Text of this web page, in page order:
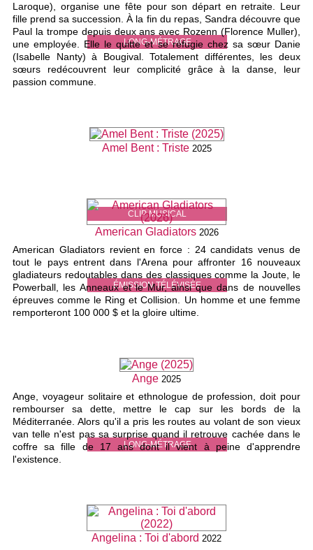
LONG-MÉTRAGE
Laroque), organise une fête pour son départ en retraite. Leur
fille prend sa succession. À la fin du repas, Sandra découvre que
Paul la trompe depuis deux ans avec Rozenn (Florence Muller),
une employée. Elle le quitte et se réfugie chez sa sœur Danie
(Isabelle Nanty) à Bougival. Totalement différentes, les deux
sœurs redécouvrent leur complicité grâce à la danse, leur
passion commune.
CLIP MUSICAL
Amel Bent : Triste 2025
ÉMISSION TÉLÉVISÉE
American Gladiators 2026
American Gladiators revient en force : 24 candidats venus de
tout le pays entrent dans l'Arena pour affronter 16 nouveaux
gladiateurs redoutables dans des classiques comme la Joute, le
Powerball, les Anneaux et le Mur, ainsi que dans de nouvelles
épreuves comme le Ring et Collision. Un homme et une femme
remporteront 100 000 $ et la gloire ultime.
LONG-MÉTRAGE
Ange 2025
Ange, voyageur solitaire et ethnologue de profession, doit pour
rembourser sa dette, mettre le cap sur les bords de la
Méditerranée. Alors qu'il a pris les routes au volant de son vieux
van telle n'est pas sa surprise quand il retrouve cachée dans le
coffre sa fille de 17 ans dont il vient à peine d'apprendre
l'existence.
Angelina : Toi d'abord 2022